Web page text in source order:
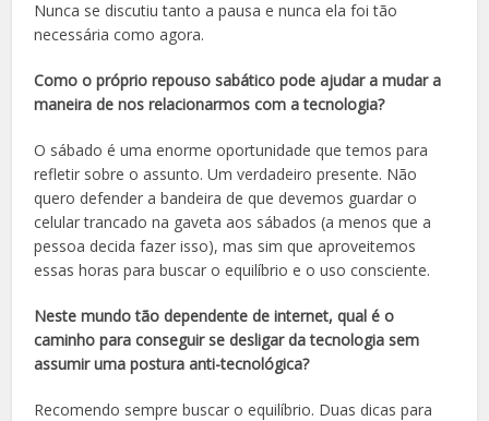
Nunca se discutiu tanto a pausa e nunca ela foi tão
necessária como agora.
Como o próprio repouso sabático pode ajudar a mudar a
maneira de nos relacionarmos com a tecnologia?
O sábado é uma enorme oportunidade que temos para
refletir sobre o assunto. Um verdadeiro presente. Não
quero defender a bandeira de que devemos guardar o
celular trancado na gaveta aos sábados (a menos que a
pessoa decida fazer isso), mas sim que aproveitemos
essas horas para buscar o equilíbrio e o uso consciente.
Neste mundo tão dependente de internet, qual é o
caminho para conseguir se desligar da tecnologia sem
assumir uma postura anti-tecnológica?
Recomendo sempre buscar o equilíbrio. Duas dicas para